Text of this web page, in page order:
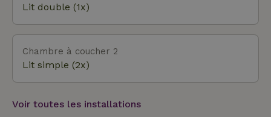
Lit double (1x)
Chambre à coucher 2
Lit simple (2x)
Voir toutes les installations